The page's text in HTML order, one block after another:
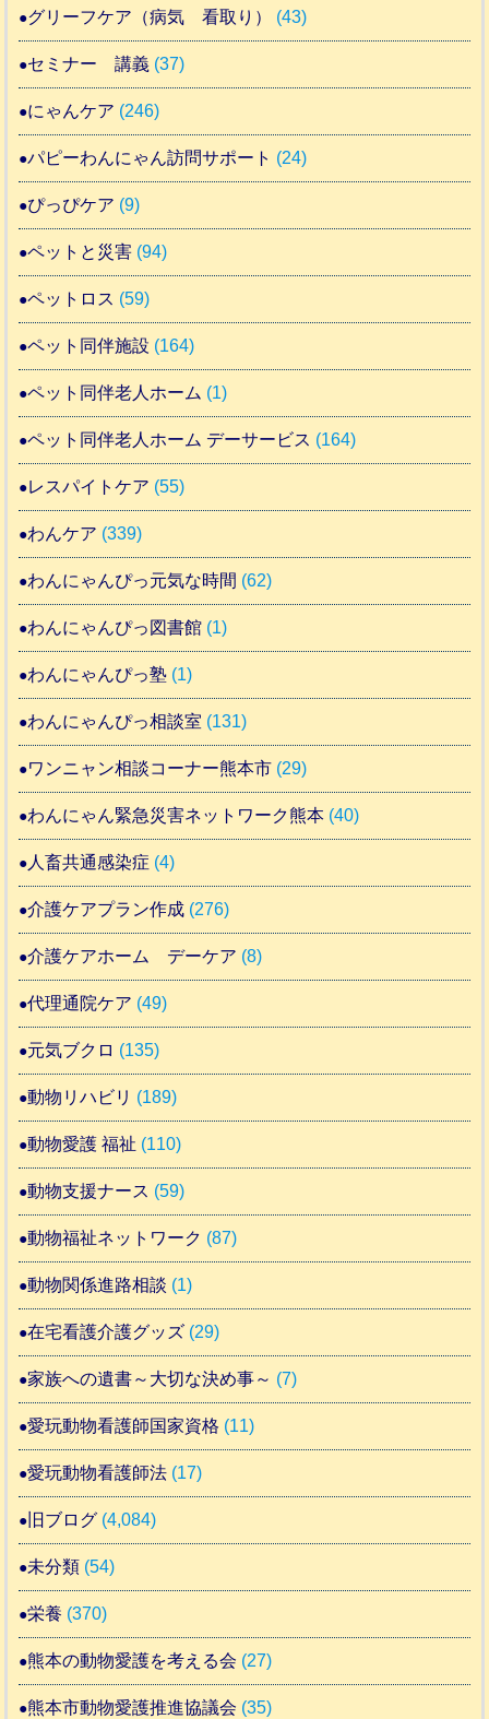
グリーフケア（病気 看取り） (43)
セミナー 講義 (37)
にゃんケア (246)
パピーわんにゃん訪問サポート (24)
ぴっぴケア (9)
ペットと災害 (94)
ペットロス (59)
ペット同伴施設 (164)
ペット同伴老人ホーム (1)
ペット同伴老人ホーム デーサービス (164)
レスパイトケア (55)
わんケア (339)
わんにゃんぴっ元気な時間 (62)
わんにゃんぴっ図書館 (1)
わんにゃんぴっ塾 (1)
わんにゃんぴっ相談室 (131)
ワンニャン相談コーナー熊本市 (29)
わんにゃん緊急災害ネットワーク熊本 (40)
人畜共通感染症 (4)
介護ケアプラン作成 (276)
介護ケアホーム デーケア (8)
代理通院ケア (49)
元気ブクロ (135)
動物リハビリ (189)
動物愛護 福祉 (110)
動物支援ナース (59)
動物福祉ネットワーク (87)
動物関係進路相談 (1)
在宅看護介護グッズ (29)
家族への遺書～大切な決め事～ (7)
愛玩動物看護師国家資格 (11)
愛玩動物看護師法 (17)
旧ブログ (4,084)
未分類 (54)
栄養 (370)
熊本の動物愛護を考える会 (27)
熊本市動物愛護推進協議会 (35)